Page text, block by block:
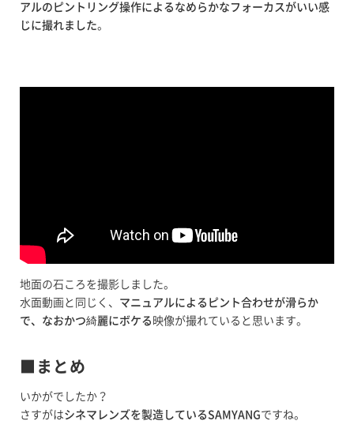
アルのピントリング操作によるなめらかなフォーカスがいい感
じに撮れました。
地面の石ころを撮影しました。
水面動画と同じく、 マニュアルによるピント合わせが滑らか
で、なおかつ綺麗にボケる 映像が撮れていると思います。
■まとめ
いかがでしたか？
さすがはシネマレンズを製造しているSAMYANGですね。